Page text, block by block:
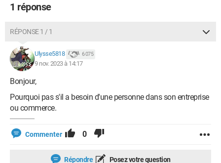
1 réponse
RÉPONSE 1 / 1
Ulysse5818 6 075
9 nov. 2023 à 14:17
Bonjour,
Pourquoi pas s'il a besoin d'une personne dans son entreprise
ou commerce.
Commenter 0
Répondre Posez votre question